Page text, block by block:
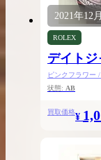
2021年12月
ROLEX
デイトジ
ピンクフラワー
状態: AB
買取価格¥